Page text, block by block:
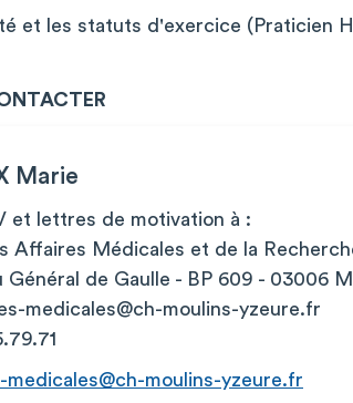
et les statuts d'exercice (Praticien
Marie
et lettres de motivation à :
Affaires Médicales et de la
Général de Gaulle - BP 609 - 03006
medicales@ch-moulins-yzeure.fr
medicales@ch-moulins-yzeure.fr